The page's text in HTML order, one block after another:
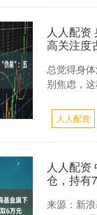
人人配资
高关注度
总觉得身
别焦虑，
人人配资
人人配资
仓，持有
来源：新